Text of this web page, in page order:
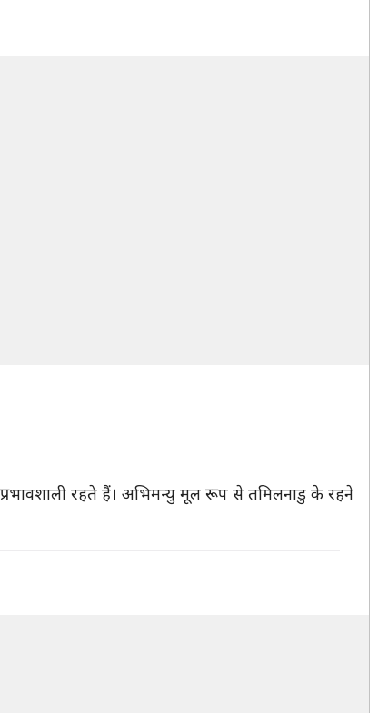
रहते हैं। अभिमन्यु मूल रूप से तमिलनाडु के रहने